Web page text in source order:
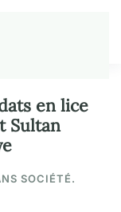
en lice
Sultan
SOCIÉTÉ.